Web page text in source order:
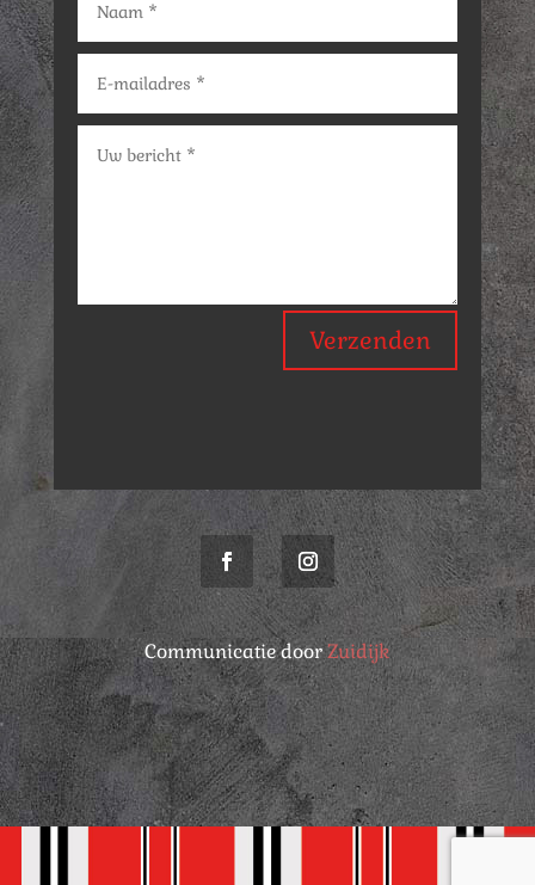
Verzenden
Communicatie doorZuidijk